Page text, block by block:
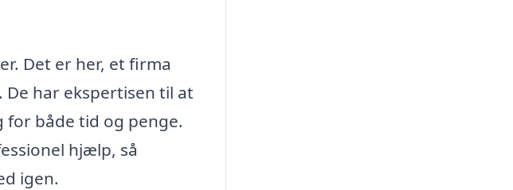
Det er her, et firma
har ekspertisen til at
både tid og penge.
hjælp, så
igen.